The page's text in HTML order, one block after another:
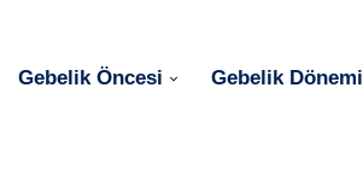
Gebelik Öncesi Gebelik Dönemi